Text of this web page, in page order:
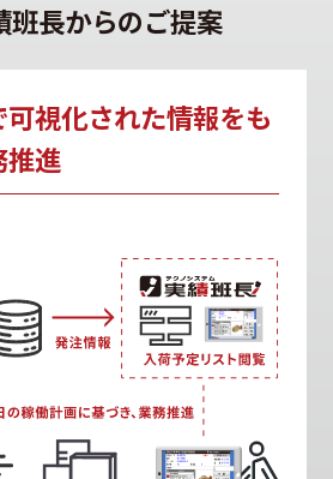
班長からのご提案
視化された情報をも
推進